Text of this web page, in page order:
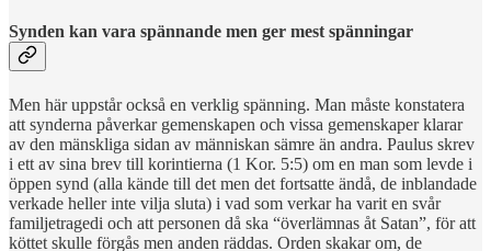
Synden kan vara spännande men ger mest spänningar
Men här uppstår också en verklig spänning. Man måste konstatera
att synderna påverkar gemenskapen och vissa gemenskaper klarar
av den mänskliga sidan av människan sämre än andra. Paulus skrev
i ett av sina brev till korintierna (1 Kor. 5:5) om en man som levde i
öppen synd (alla kände till det men det fortsatte ändå, de inblandade
verkade heller inte vilja sluta) i vad som verkar ha varit en svår
familjetragedi och att personen då ska “överlämnas åt Satan”, för att
köttet skulle förgås men anden räddas. Orden skakar om, de